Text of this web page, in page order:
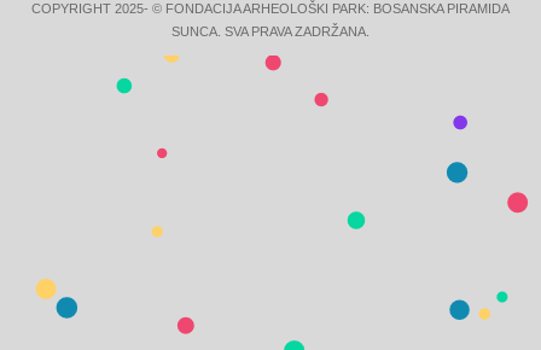
COPYRIGHT 2025- © FONDACIJA ARHEOLOŠKI PARK: BOSANSKA PIRAMIDA
SUNCA. SVA PRAVA ZADRŽANA.